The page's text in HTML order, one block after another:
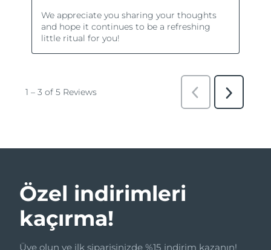
Özel indirimleri
kaçırma!
Üye olun ve ilk siparişinizde %15 indirim kazanın!